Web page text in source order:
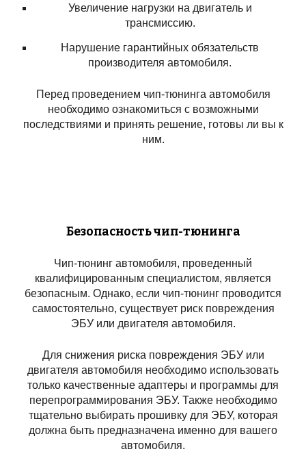
Увеличение нагрузки на двигатель и
трансмиссию.
Нарушение гарантийных обязательств
производителя автомобиля.
Перед проведением чип-тюнинга автомобиля
необходимо ознакомиться с возможными
последствиями и принять решение, готовы ли вы к
ним.
Безопасность чип-тюнинга
Чип-тюнинг автомобиля, проведенный
квалифицированным специалистом, является
безопасным. Однако, если чип-тюнинг проводится
самостоятельно, существует риск повреждения
ЭБУ или двигателя автомобиля.
Для снижения риска повреждения ЭБУ или
двигателя автомобиля необходимо использовать
только качественные адаптеры и программы для
перепрограммирования ЭБУ. Также необходимо
тщательно выбирать прошивку для ЭБУ, которая
должна быть предназначена именно для вашего
автомобиля.